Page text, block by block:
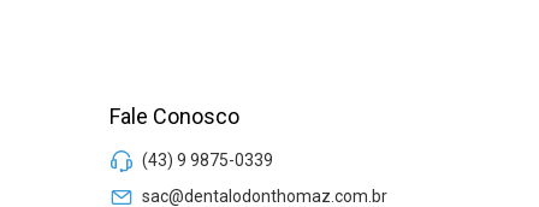
Fale Conosco
(43) 9 9875-0339
sac@dentalodonthomaz.com.br